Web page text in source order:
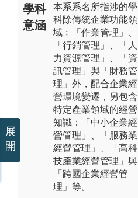
學科
意涵
本系系名所指涉的學
科除傳統企業功能領
域﹕「作業管理」、
「行銷管理」、「人
力資源管理」、「資
訊管理」與「財務管
理」外，配合企業經
營環境變遷，另包含
特定產業領域的經營
知識：「中小企業經
營管理」、「服務業
經營管理」、「高科
技產業經營管理」與
「跨國企業經營管
理」等。
展
開